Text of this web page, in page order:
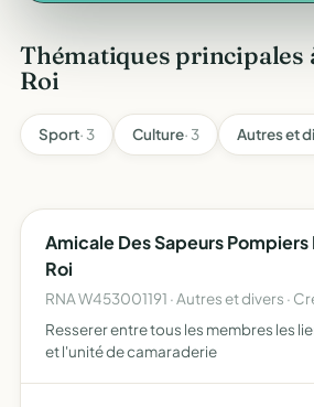
Thématiques principales
Roi
Sport· 3 Culture· 3 Autres et
Amicale Des Sapeurs Pompiers
Roi
RNA W453001191 · Autres et divers ·
Resserer entre tous les membres les
et l'unité de camaraderie